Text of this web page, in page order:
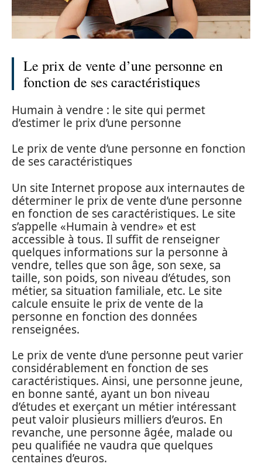
Le prix de vente d’une personne en
fonction de ses caractéristiques
Humain à vendre : le site qui permet
d’estimer le prix d’une personne
Le prix de vente d’une personne en fonction
de ses caractéristiques
Un site Internet propose aux internautes de
déterminer le prix de vente d’une personne
en fonction de ses caractéristiques. Le site
s’appelle «Humain à vendre» et est
accessible à tous. Il suffit de renseigner
quelques informations sur la personne à
vendre, telles que son âge, son sexe, sa
taille, son poids, son niveau d’études, son
métier, sa situation familiale, etc. Le site
calcule ensuite le prix de vente de la
personne en fonction des données
renseignées.
Le prix de vente d’une personne peut varier
considérablement en fonction de ses
caractéristiques. Ainsi, une personne jeune,
en bonne santé, ayant un bon niveau
d’études et exerçant un métier intéressant
peut valoir plusieurs milliers d’euros. En
revanche, une personne âgée, malade ou
peu qualifiée ne vaudra que quelques
centaines d’euros.